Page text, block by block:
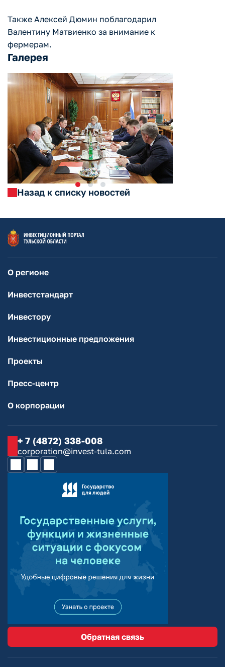
Также Алексей Дюмин поблагодарил
Валентину Матвиенко за внимание к
фермерам.
Галерея
Назад к списку новостей
О регионе
Инвестстандарт
Инвестору
Инвестиционные предложения
Проекты
Пресс-центр
О корпорации
+ 7 (4872) 338-008
corporation@invest-tula.com
Обратная связь